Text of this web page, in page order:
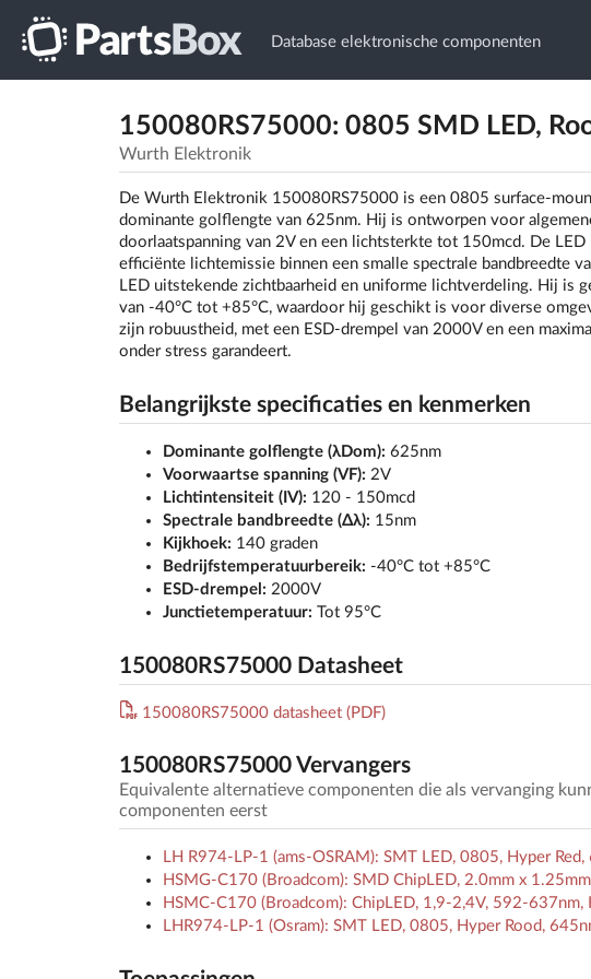
Database elektronische componenten
150080RS75000: 0805 SMD LED,
Wurth Elektronik
De Wurth Elektronik 150080RS75000 is een 0805 surface-
dominante golflengte van 625nm. Hij is ontworpen voor
doorlaatspanning van 2V en een lichtsterkte tot 150mcd. De
efficiënte lichtemissie binnen een smalle spectrale bandbreedte
LED uitstekende zichtbaarheid en uniforme lichtverdeling. Hij is
van -40°C tot +85°C, waardoor hij geschikt is voor diverse
zijn robuustheid, met een ESD-drempel van 2000V en een
onder stress garandeert.
Belangrijkste specificaties en kenmerken
Dominante golflengte (λDom): 625nm
Voorwaartse spanning (VF): 2V
Lichtintensiteit (IV): 120 - 150mcd
Spectrale bandbreedte (Δλ): 15nm
Kijkhoek: 140 graden
Bedrijfstemperatuurbereik: -40°C tot +85°C
ESD-drempel: 2000V
Junctietemperatuur: Tot 95°C
150080RS75000 Datasheet
150080RS75000 datasheet (PDF)
150080RS75000 Vervangers
Equivalente alternatieve componenten die als vervanging
componenten eerst
LH R974-LP-1 (ams-OSRAM): SMT LED, 0805, Hyper
HSMG-C170 (Broadcom): SMD ChipLED, 2.0mm x
HSMC-C170 (Broadcom): ChipLED, 1,9-2,4V, 592-
LHR974-LP-1 (Osram): SMT LED, 0805, Hyper Rood,